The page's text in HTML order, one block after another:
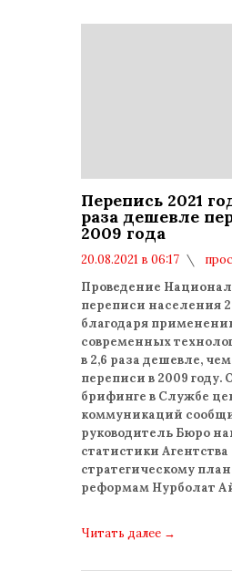
Перепись 2021
раза дешевле
2009 года
20.08.2021 в 06:17
Проведение
переписи населения
благодаря
современных
в 2,6 раза дешевле,
переписи в 2009 году.
брифинге в Службе
коммуникаций
руководитель Бюро
статистики Агентства
стратегическому
реформам Нурболат
Читать далее →